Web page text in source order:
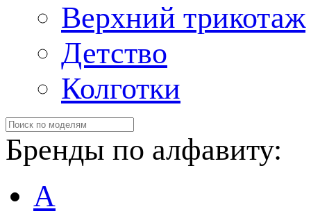
Верхний трикотаж
Детство
Колготки
Бренды по алфавиту:
A